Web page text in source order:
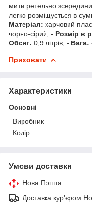
мити ретельно зсередини.
легко розміщується в
Матеріал: харчовий
чорно-сірий; - Розмір в
Обсяг: 0,9 літрів; - Вага:
Приховати
Характеристики
Основні
Виробник
Колір
Умови доставки
Нова Пошта
Доставка кур'єром